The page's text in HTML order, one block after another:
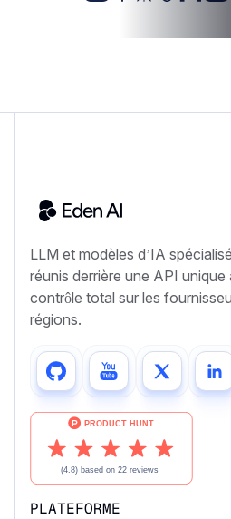
LLM et modèles d’IA
réunis derrière une API unique
contrôle total sur les
régions.
PLATEFORME